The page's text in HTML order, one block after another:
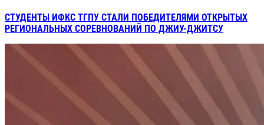
СТУДЕНТЫ ИФКС ТГПУ СТАЛИ ПОБЕДИТЕЛЯМИ ОТКРЫТЫХ
РЕГИОНАЛЬНЫХ СОРЕВНОВАНИЙ ПО ДЖИУ-ДЖИТСУ